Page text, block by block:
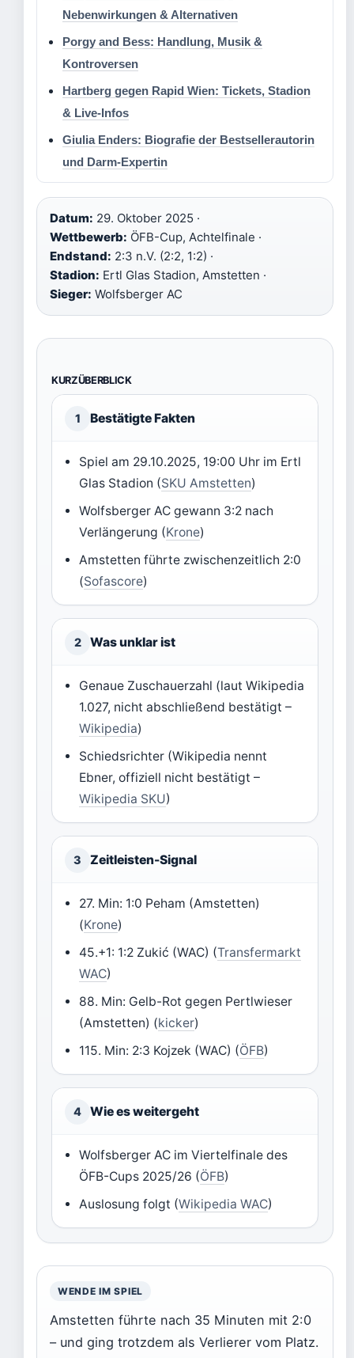
Nebenwirkungen & Alternativen
Porgy and Bess: Handlung, Musik &
Kontroversen
Hartberg gegen Rapid Wien: Tickets, Stadion
& Live-Infos
Giulia Enders: Biografie der Bestsellerautorin
und Darm-Expertin
Datum: 29. Oktober 2025 ·
Wettbewerb: ÖFB-Cup, Achtelfinale ·
Endstand: 2:3 n.V. (2:2, 1:2) ·
Stadion: Ertl Glas Stadion, Amstetten ·
Sieger: Wolfsberger AC
KURZÜBERBLICK
1 Bestätigte Fakten
Spiel am 29.10.2025, 19:00 Uhr im Ertl
Glas Stadion (SKU Amstetten)
Wolfsberger AC gewann 3:2 nach
Verlängerung (Krone)
Amstetten führte zwischenzeitlich 2:0
(Sofascore)
2 Was unklar ist
Genaue Zuschauerzahl (laut Wikipedia
1.027, nicht abschließend bestätigt –
Wikipedia)
Schiedsrichter (Wikipedia nennt
Ebner, offiziell nicht bestätigt –
Wikipedia SKU)
3 Zeitleisten-Signal
27. Min: 1:0 Peham (Amstetten)
(Krone)
45.+1: 1:2 Zukić (WAC) (Transfermarkt
WAC)
88. Min: Gelb-Rot gegen Pertlwieser
(Amstetten) (kicker)
115. Min: 2:3 Kojzek (WAC) (ÖFB)
4 Wie es weitergeht
Wolfsberger AC im Viertelfinale des
ÖFB-Cups 2025/26 (ÖFB)
Auslosung folgt (Wikipedia WAC)
WENDE IM SPIEL
Amstetten führte nach 35 Minuten mit 2:0
– und ging trotzdem als Verlierer vom Platz.